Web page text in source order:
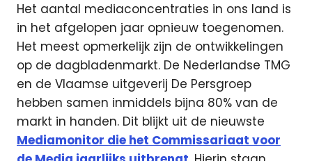
Het aantal mediaconcentraties in ons land is
in het afgelopen jaar opnieuw toegenomen.
Het meest opmerkelijk zijn de ontwikkelingen
op de dagbladenmarkt. De Nederlandse TMG
en de Vlaamse uitgeverij De Persgroep
hebben samen inmiddels bijna 80% van de
markt in handen. Dit blijkt uit de nieuwste
Mediamonitor die het Commissariaat voor